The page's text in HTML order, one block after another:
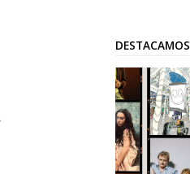
DESTACAMOS